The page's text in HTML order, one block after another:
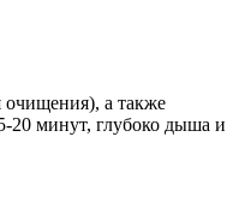
очищения), а также
20 минут, глубоко дыша и